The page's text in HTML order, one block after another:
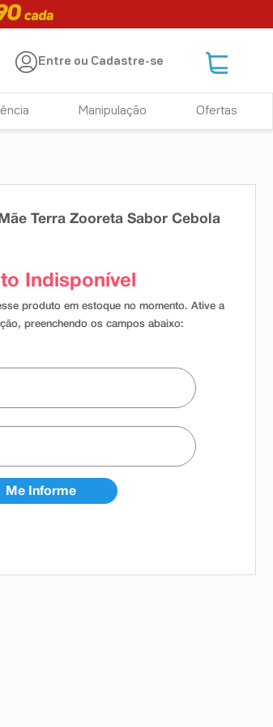
Entre ou Cadastre-se
Manipulação Ofertas
Terra Zooreta Sabor Cebola